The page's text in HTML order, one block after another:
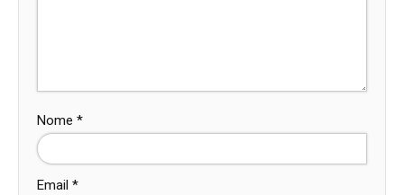
Nome *
Email *